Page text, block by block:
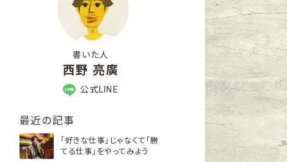
書いた人
西野 亮廣
公式LINE
最近の記事
「好きな仕事」じゃなくて「勝
てる仕事」をやってみよう